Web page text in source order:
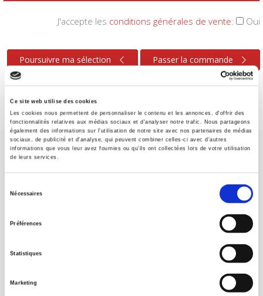
Ce site web utilise des cookies
Les cookies nous permettent de personnaliser le contenu et les annonces, d'offrir des
fonctionnalités relatives aux médias sociaux et d'analyser notre trafic. Nous partageons
également des informations sur l'utilisation de notre site avec nos partenaires de médias
sociaux, de publicité et d'analyse, qui peuvent combiner celles-ci avec d'autres
informations que vous leur avez fournies ou qu'ils ont collectées lors de votre utilisation
de leurs services.
Nécessaires
Préférences
Statistiques
Marketing
J'accepte les conditions générales de vente: Oui
Poursuivre ma sélection Passer la commande
Maison d'édition dédiée aux sciences humaines et sociales, les
Presses de Sciences Po participent depuis leur création en 1976
à la transmission des savoirs et des idées
FOREIGN RIGHTS